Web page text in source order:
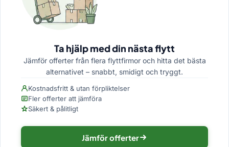
Ta hjälp med din nästa flytt
Jämför offerter från flera flyttfirmor och hitta det bästa
alternativet – snabbt, smidigt och tryggt.
Kostnadsfritt & utan förpliktelser
Fler offerter att jämföra
Säkert & pålitligt
Jämför offerter